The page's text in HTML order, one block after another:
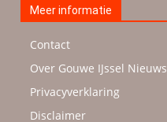
Meer informatie
Contact
Over Gouwe IJssel Nieuws
Privacyverklaring
Disclaimer